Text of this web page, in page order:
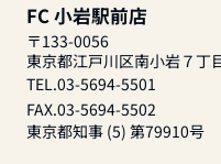
FC 小岩駅前店
〒133-0056
東京都江戸川区南小岩７丁
TEL.03-5694-5501
FAX.03-5694-5502
東京都知事 (5) 第79910号